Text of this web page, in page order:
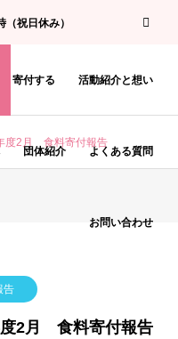
祝日休み）
寄付する 活動紹介と想い
団体紹介 よくある質問
お問い合わせ
度2月 食料寄付報告
告
2月 食料寄付報告